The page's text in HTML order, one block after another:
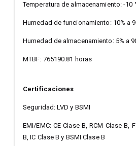
Temperatura de almacenamiento: -10
Humedad de funcionamiento: 10% a
Humedad de almacenamiento: 5% a
MTBF: 765190.81 horas
Certificaciones
Seguridad: LVD y BSMI
EMI/EMC: CE Clase B, RCM Clase B,
B, IC Clase B y BSMI Clase B